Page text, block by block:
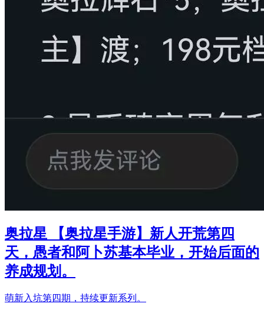
奥拉星 【奥拉星手游】新人开荒第四
天，愚者和阿卜苏基本毕业，开始后面的
养成规划。
萌新入坑第四期，持续更新系列。